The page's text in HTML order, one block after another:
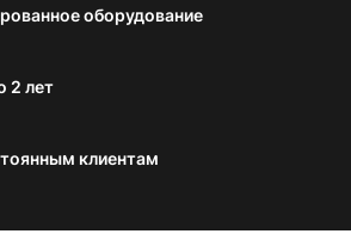
оборудование
2 лет
клиентам